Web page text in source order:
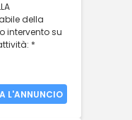
della
intervento su
*
L'ANNUNCIO